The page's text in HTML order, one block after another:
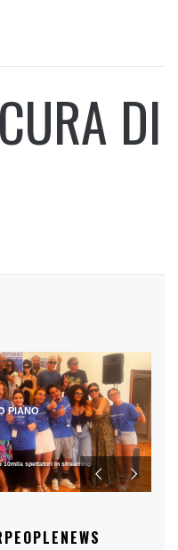
DI
10mila spettatori in streaming
PIANO